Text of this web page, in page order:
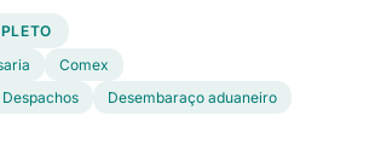
Comex
Desembaraço aduaneiro